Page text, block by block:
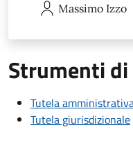
Massimo Izzo
Strumenti
Tutela
Tutela giurisdizionale